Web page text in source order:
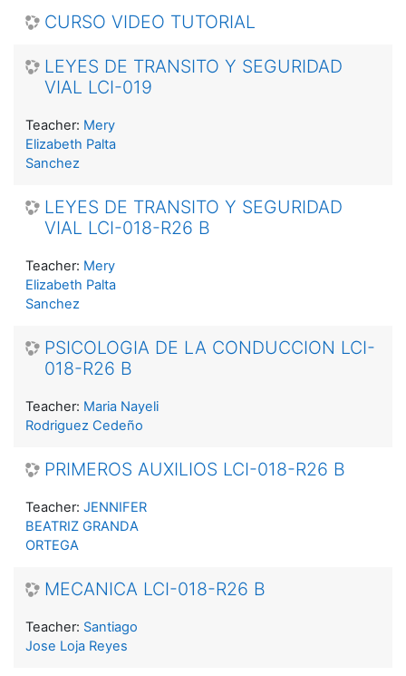
CURSO VIDEO TUTORIAL
LEYES DE TRANSITO Y SEGURIDAD
VIAL LCI-019
Teacher: Mery
Elizabeth Palta
Sanchez
LEYES DE TRANSITO Y SEGURIDAD
VIAL LCI-018-R26 B
Teacher: Mery
Elizabeth Palta
Sanchez
PSICOLOGIA DE LA CONDUCCION LCI-
018-R26 B
Teacher: Maria Nayeli
Rodriguez Cedeño
PRIMEROS AUXILIOS LCI-018-R26 B
Teacher: JENNIFER
BEATRIZ GRANDA
ORTEGA
MECANICA LCI-018-R26 B
Teacher: Santiago
Jose Loja Reyes